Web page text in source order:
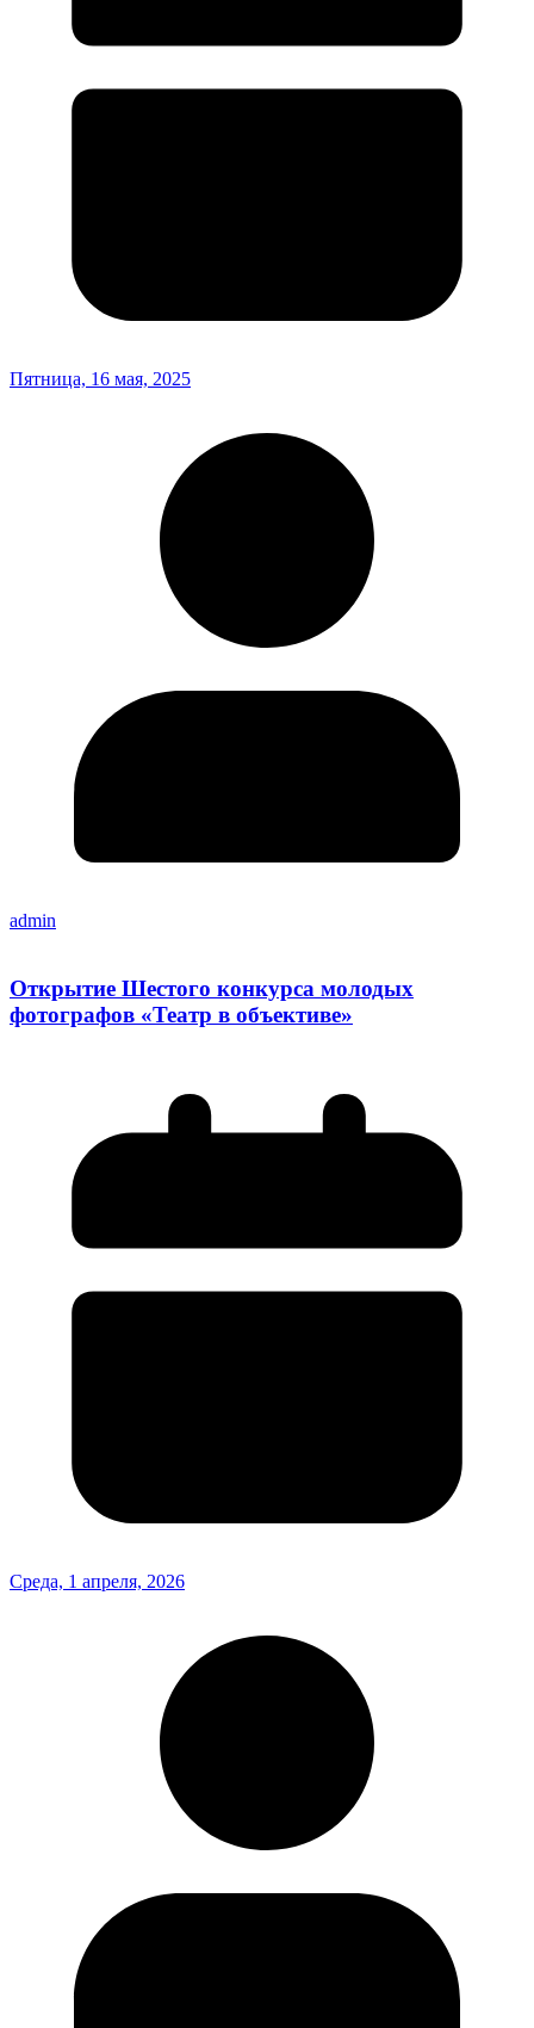
Пятница, 16 мая, 2025
admin
Открытие Шестого конкурса молодых
фотографов «Театр в объективе»
Среда, 1 апреля, 2026